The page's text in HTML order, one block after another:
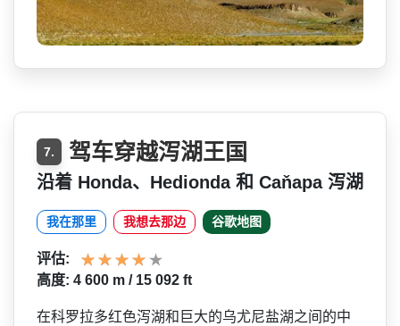
7. 驾车穿越泻湖王国
沿着 Honda、Hedionda 和 Caňapa 泻湖
我在那里 我想去那边 谷歌地图
评估:
高度: 4 600 m / 15 092 ft
在科罗拉多红色泻湖和巨大的­乌尤尼盐湖之间的中